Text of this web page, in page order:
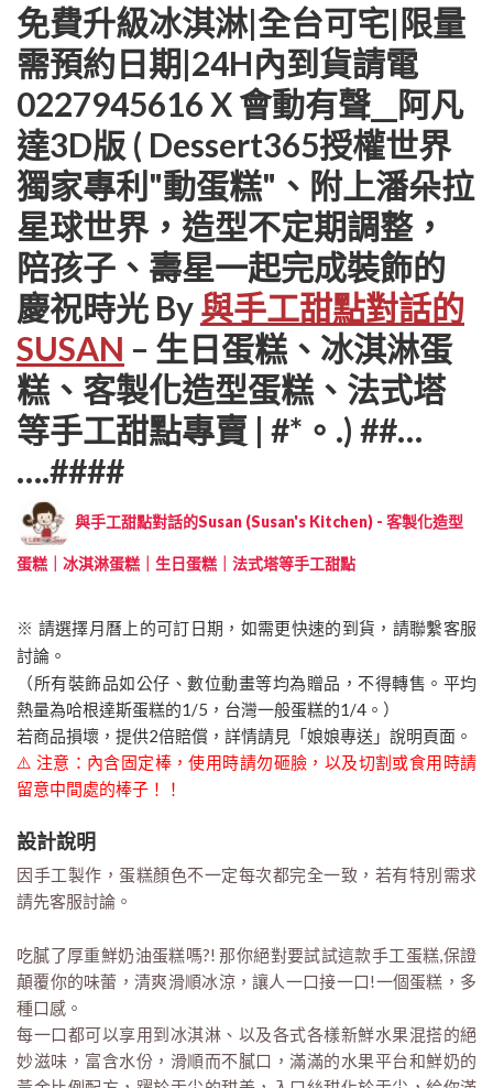
免費升級冰淇淋|全台可宅|限量
需預約日期|24H內到貨請電
0227945616 X 會動有聲__阿凡
達3D版 ( Dessert365授權世界
獨家專利"動蛋糕"、附上潘朵拉
星球世界，造型不定期調整，
陪孩子、壽星一起完成裝飾的
慶祝時光 By與手工甜點對話的
SUSAN – 生日蛋糕、冰淇淋蛋
糕、客製化造型蛋糕、法式塔
等手工甜點專賣 | #*。.) ##…
….####
與手工甜點對話的Susan (Susan's Kitchen) - 客製化造型
蛋糕｜冰淇淋蛋糕｜生日蛋糕｜法式塔等手工甜點
※ 請選擇月曆上的可訂日期，如需更快速的到貨，請聯繫客服
討論。
（所有裝飾品如公仔、數位動畫等均為贈品，不得轉售。平均
熱量為哈根達斯蛋糕的1/5，台灣一般蛋糕的1/4。）
若商品損壞，提供2倍賠償，詳情請見「娘娘專送」說明頁面。
⚠️ 注意：內含固定棒，使用時請勿砸臉，以及切割或食用時請
留意中間處的棒子！！
設計說明
因手工製作，蛋糕顏色不一定每次都完全一致，若有特別需求
請先客服討論。
吃膩了厚重鮮奶油蛋糕嗎?! 那你絕對要試試這款手工蛋糕,保證
顛覆你的味蕾，清爽滑順冰涼，讓人一口接一口!一個蛋糕，多
種口感。
每一口都可以享用到冰淇淋、以及各式各樣新鮮水果混搭的絕
妙滋味，富含水份，滑順而不膩口，滿滿的水果平台和鮮奶的